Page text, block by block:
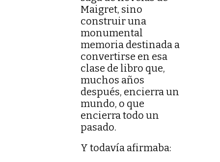
Maigret, sino
construir una
monumental
memoria destinada a
convertirse en esa
clase de libro que,
muchos años
después, encierra un
mundo, o que
encierra todo un
pasado.
Y todavía afirmaba: